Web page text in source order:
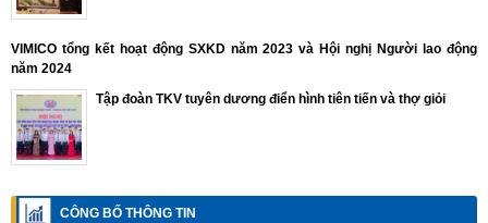
VIMICO tổng kết hoạt động SXKD năm 2023 và Hội nghị Người lao động
năm 2024
Tập đoàn TKV tuyên dương điển hình tiên tiến và thợ giỏi
CÔNG BỐ THÔNG TIN